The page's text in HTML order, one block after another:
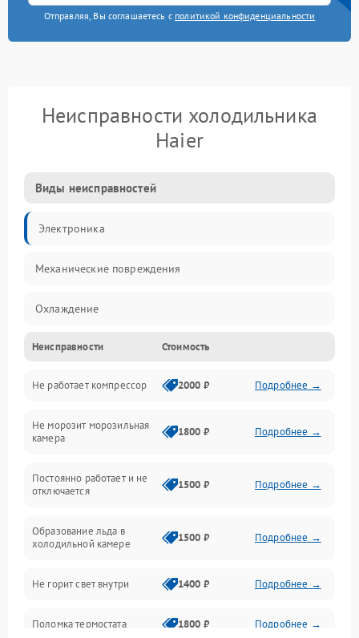
Отправляя, Вы соглашаетесь с политикой конфиденциальности
Неисправности холодильника
Haier
Виды неисправностей
Электроника
Механические повреждения
Охлаждение
Механика
Электропитание
Дренаж
Неисправности Стоимость
Не работает компрессор 2000 ₽ Подробнее →
Не морозит морозильная
камера
1800 ₽ Подробнее →
Постоянно работает и не
отключается
1500 ₽ Подробнее →
Образование льда в
холодильной камере
1500 ₽ Подробнее →
Не горит свет внутри 1400 ₽ Подробнее →
Поломка термостата 1800 ₽ Подробнее →